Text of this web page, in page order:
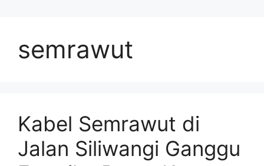
semrawut
Kabel Semrawut di
Jalan Siliwangi Ganggu